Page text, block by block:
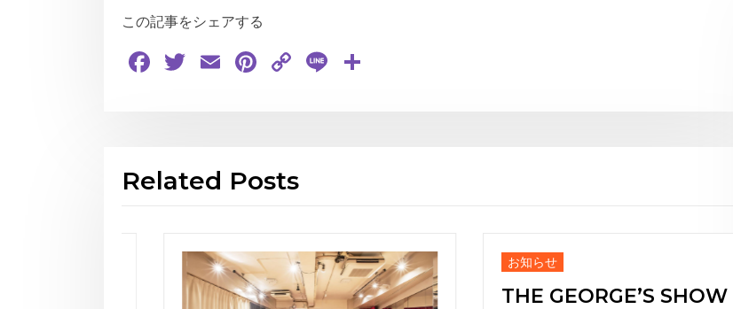
この記事をシェアする
Facebook
Twitter
EmailPinterest
Copy
Line
Related Posts
お知らせ
THE GEORGE’S SHOW